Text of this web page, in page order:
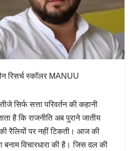
रिसर्च स्कॉलर MANUU
सिर्फ सत्ता परिवर्तन की कहानी
है कि राजनीति अब पुराने जातीय
रैलियों पर नहीं टिकती। आज की
बनाम विचारधारा की है। जिस दल की